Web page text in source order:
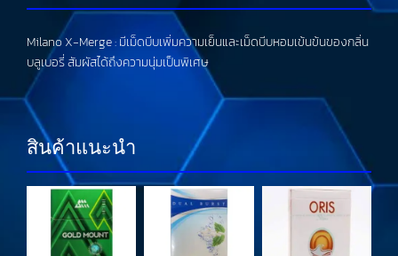
Milano X-Merge : มีเม็ดบีบเพิ่มความเย็นและเม็ดบีบหอมเข้นข้นของกลิ่น
บลูเบอรี่ สัมผัสได้ถึงความนุ่มเป็นพิเศษ
สินค้าแนะนำ